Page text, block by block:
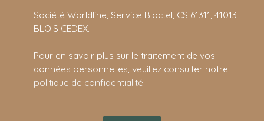
Société Worldline, Service Bloctel, CS 61311, 41013
BLOIS CEDEX.
Pour en savoir plus sur le traitement de vos
données personnelles, veuillez consulter notre
politique de confidentialité.